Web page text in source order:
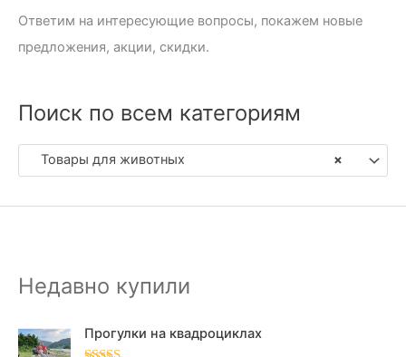
Ответим на интересующие вопросы, покажем новые
предложения, акции, скидки.
Поиск по всем категориям
×
Товары для животных
Недавно купили
Прогулки на квадроциклах